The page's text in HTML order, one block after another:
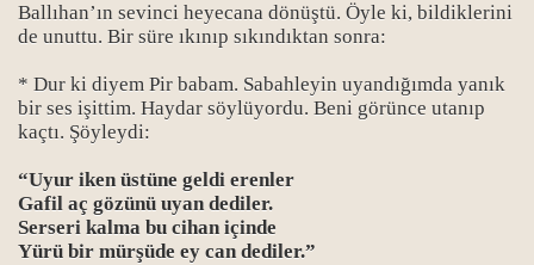
Ballıhan’ın sevinci heyecana dönüştü. Öyle ki, bildiklerini
de unuttu. Bir süre ıkınıp sıkındıktan sonra:
* Dur ki diyem Pir babam. Sabahleyin uyandığımda yanık
bir ses işittim. Haydar söylüyordu. Beni görünce utanıp
kaçtı. Şöyleydi:
“Uyur iken üstüne geldi erenler
Gafil aç gözünü uyan dediler.
Serseri kalma bu cihan içinde
Yürü bir mürşüde ey can dediler.”